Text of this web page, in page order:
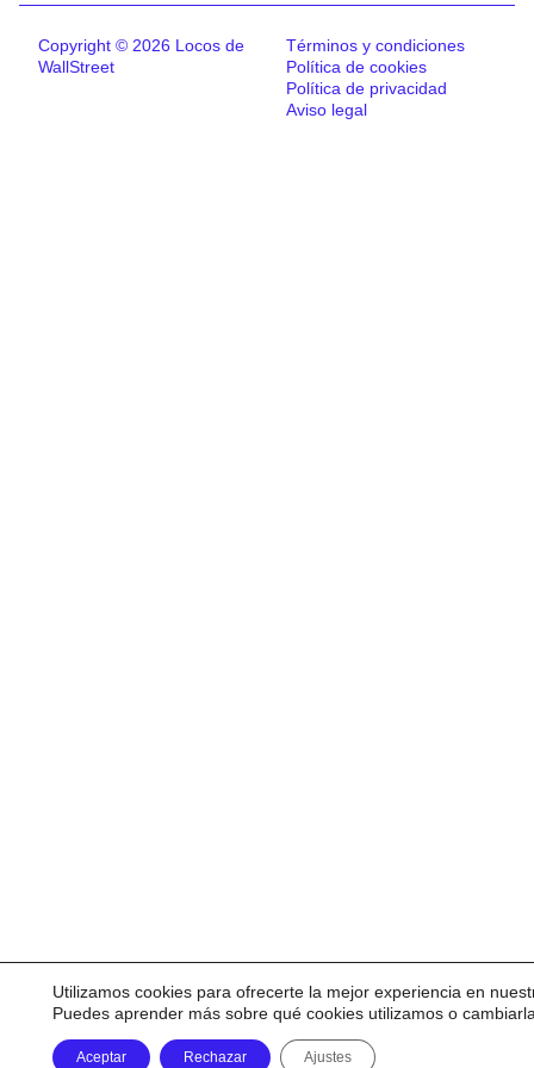
Copyright © 2026 Locos de
WallStreet
Términos y condiciones
Política de cookies
Política de privacidad
Aviso legal
Utilizamos cookies para ofrecerte la mejor experiencia en
Puedes aprender más sobre qué cookies utilizamos o
Aceptar Rechazar Ajustes